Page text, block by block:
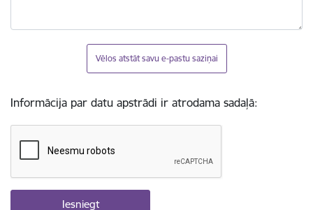
Vēlos atstāt savu e-pastu saziņai
Informācija par datu apstrādi ir atrodama sadaļā: